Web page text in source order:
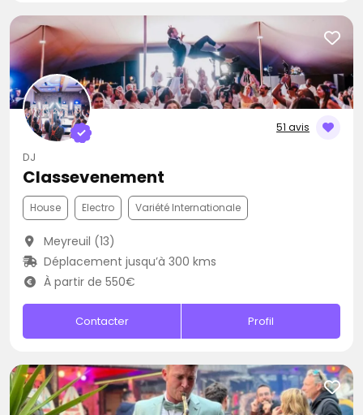
51 avis
DJ
Classevenement
House Electro Variété Internationale
Meyreuil (13)
Déplacement jusqu’à 300 kms
À partir de 550€
Contacter Profil